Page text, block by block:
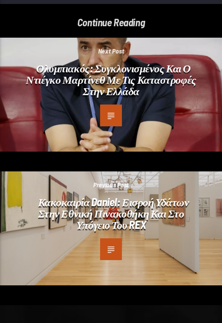
Continue Reading
Next Post
Ολυμπιακός: Συγκλονισμένος Και Ο
Ντιέγκο Μαρτίνεθ Με Τις Καταστροφές
Στην Ελλάδα
Previous Post
Κακοκαιρία Daniel: Εισροή Υδάτων
Στην Εθνική Πινακοθήκη Και Στο
Υπόγειο Του REX